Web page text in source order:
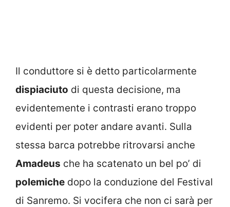
Il conduttore si è detto particolarmente
dispiaciuto di questa decisione, ma
evidentemente i contrasti erano troppo
evidenti per poter andare avanti. Sulla
stessa barca potrebbe ritrovarsi anche
Amadeus che ha scatenato un bel po’ di
polemiche dopo la conduzione del Festival
di Sanremo. Si vocifera che non ci sarà per